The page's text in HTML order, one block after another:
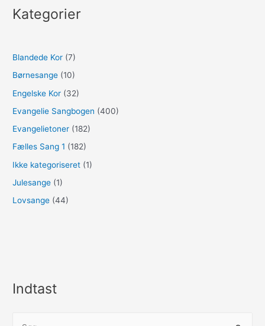
Kategorier
Blandede Kor (7)
Børnesange (10)
Engelske Kor (32)
Evangelie Sangbogen (400)
Evangelietoner (182)
Fælles Sang 1 (182)
Ikke kategoriseret (1)
Julesange (1)
Lovsange (44)
Indtast